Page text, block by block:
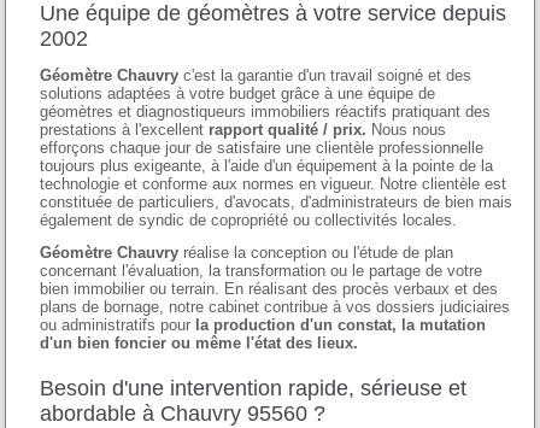
Une équipe de géomètres à votre service depuis
2002
Géomètre Chauvry c'est la garantie d'un travail soigné et des
solutions adaptées à votre budget grâce à une équipe de
géomètres et diagnostiqueurs immobiliers réactifs pratiquant des
prestations à l'excellent rapport qualité / prix. Nous nous
efforçons chaque jour de satisfaire une clientèle professionnelle
toujours plus exigeante, à l'aide d'un équipement à la pointe de la
technologie et conforme aux normes en vigueur. Notre clientèle est
constituée de particuliers, d'avocats, d'administrateurs de bien mais
également de syndic de copropriété ou collectivités locales.
Géomètre Chauvry réalise la conception ou l'étude de plan
concernant l'évaluation, la transformation ou le partage de votre
bien immobilier ou terrain. En réalisant des procès verbaux et des
plans de bornage, notre cabinet contribue à vos dossiers judiciaires
ou administratifs pour la production d'un constat, la mutation
d'un bien foncier ou même l'état des lieux.
Besoin d'une intervention rapide, sérieuse et
abordable à Chauvry 95560 ?